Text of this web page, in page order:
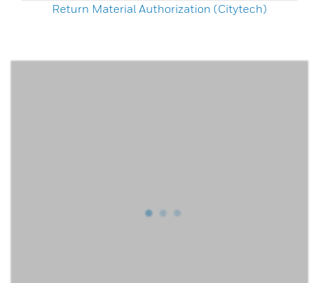
Return Material Authorization (Citytech)